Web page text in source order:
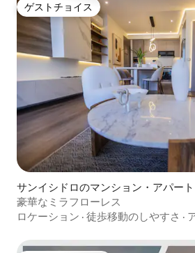
ゲストチョイス
ゲストチョイス
サンイシドロのマンション・アパート
豪華なミラフローレス
ロケーション · 徒歩移動のしやすさ ·